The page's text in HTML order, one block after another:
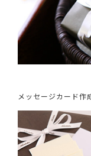
メッセージカード作